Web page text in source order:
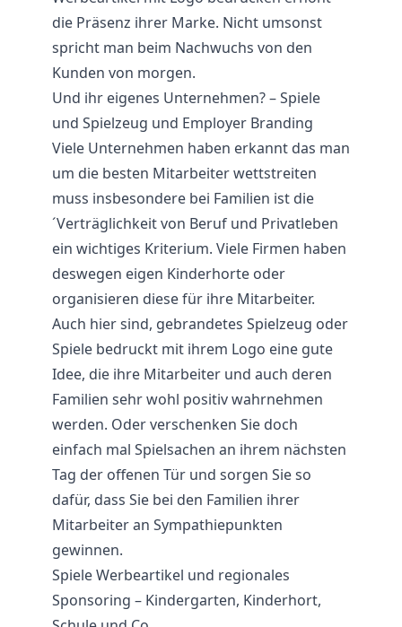
die Präsenz ihrer Marke. Nicht umsonst
spricht man beim Nachwuchs von den
Kunden von morgen.
Und ihr eigenes Unternehmen? – Spiele
und Spielzeug und Employer Branding
Viele Unternehmen haben erkannt das man
um die besten Mitarbeiter wettstreiten
muss insbesondere bei Familien ist die
´Verträglichkeit von Beruf und Privatleben
ein wichtiges Kriterium. Viele Firmen haben
deswegen eigen Kinderhorte oder
organisieren diese für ihre Mitarbeiter.
Auch hier sind, gebrandetes Spielzeug oder
Spiele bedruckt mit ihrem Logo eine gute
Idee, die ihre Mitarbeiter und auch deren
Familien sehr wohl positiv wahrnehmen
werden. Oder verschenken Sie doch
einfach mal Spielsachen an ihrem nächsten
Tag der offenen Tür und sorgen Sie so
dafür, dass Sie bei den Familien ihrer
Mitarbeiter an Sympathiepunkten
gewinnen.
Spiele Werbeartikel und regionales
Sponsoring – Kindergarten, Kinderhort,